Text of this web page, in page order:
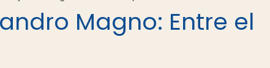
Magno: Entre el